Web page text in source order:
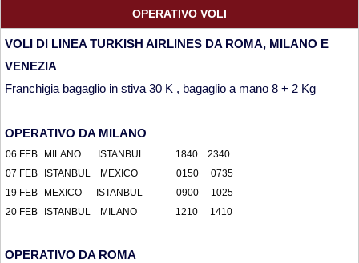
OPERATIVO VOLI
VOLI DI LINEA TURKISH AIRLINES DA ROMA, MILANO E
VENEZIA
Franchigia bagaglio in stiva 30 K , bagaglio a mano 8 + 2 Kg
OPERATIVO DA MILANO
06 FEB
MILANO ISTANBUL 1840 2340
07 FEB
ISTANBUL MEXICO 0150 0735
19 FEB
MEXICO ISTANBUL 0900 1025
20 FEB
ISTANBUL MILANO 1210 1410
OPERATIVO DA ROMA